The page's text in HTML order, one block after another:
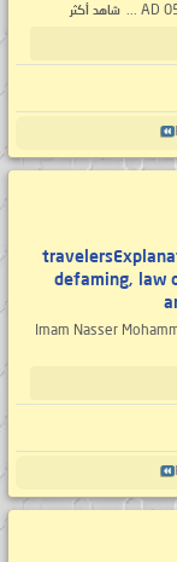
AD
شاهد أكثر
defaming, law
- 1 - Imam Nasser